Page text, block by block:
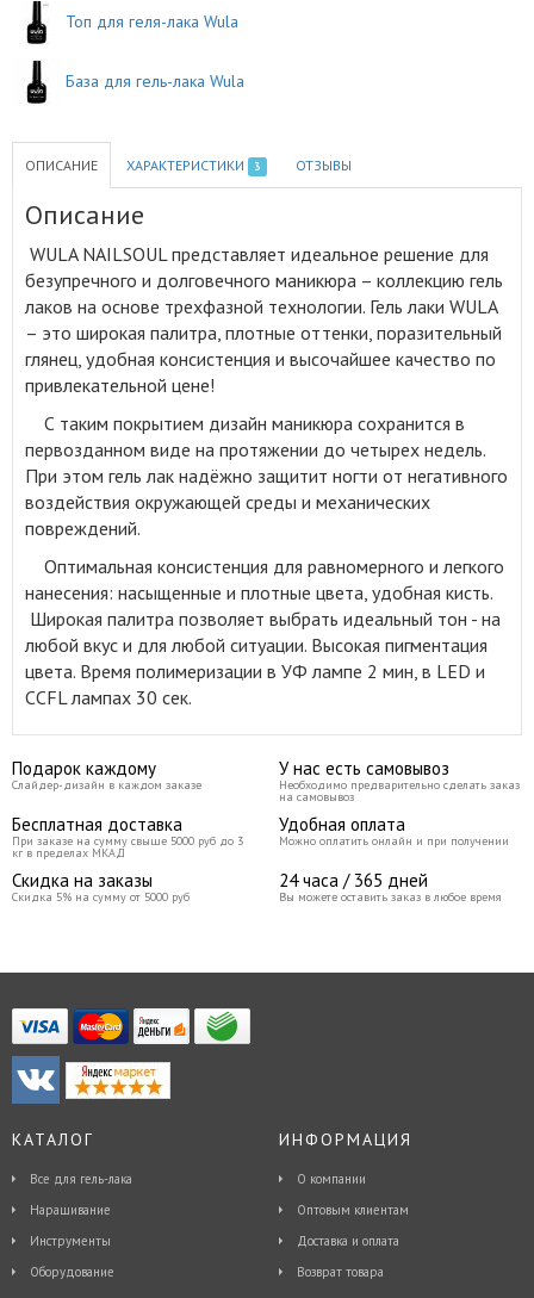
Топ для геля-лака Wula
База для гель-лака Wula
ОПИСАНИЕ ХАРАКТЕРИСТИКИ 3 ОТЗЫВЫ
Описание
WULA NAILSOUL представляет идеальное решение для
безупречного и долговечного маникюра – коллекцию гель
лаков на основе трехфазной технологии. Гель лаки WULA
– это широкая палитра, плотные оттенки, поразительный
глянец, удобная консистенция и высочайшее качество по
привлекательной цене!
С таким покрытием дизайн маникюра сохранится в
первозданном виде на протяжении до четырех недель.
При этом гель лак надёжно защитит ногти от негативного
воздействия окружающей среды и механических
повреждений.
Оптимальная консистенция для равномерного и легкого
нанесения: насыщенные и плотные цвета, удобная кисть.
Широкая палитра позволяет выбрать идеальный тон - на
любой вкус и для любой ситуации. Высокая пигментация
цвета. Время полимеризации в УФ лампе 2 мин, в LED и
CCFL лампах 30 сек.
Подарок каждому
Слайдер-дизайн в каждом заказе
У нас есть самовывоз
Необходимо предварительно сделать заказ
на самовывоз
Бесплатная доставка
При заказе на сумму свыше 5000 руб до 3
кг в пределах МКАД
Удобная оплата
Можно оплатить онлайн и при получении
Скидка на заказы
Скидка 5% на сумму от 5000 руб
24 часа / 365 дней
Вы можете оставить заказ в любое время
КАТАЛОГ
Все для гель-лака
Наращивание
Инструменты
Оборудование
ИНФОРМАЦИЯ
О компании
Оптовым клиентам
Доставка и оплата
Возврат товара